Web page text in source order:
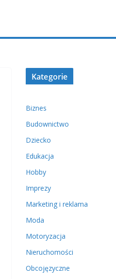
Kategorie
Biznes
Budownictwo
Dziecko
Edukacja
Hobby
Imprezy
Marketing i reklama
Moda
Motoryzacja
Nieruchomości
Obcojęzyczne